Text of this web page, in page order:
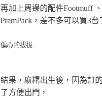
再加上周邊的配件Footmuff 、
PramPack，差不多可以買3台
偏心的拔拔…
結果，麻糬出生後，因為訂
了方便出門，